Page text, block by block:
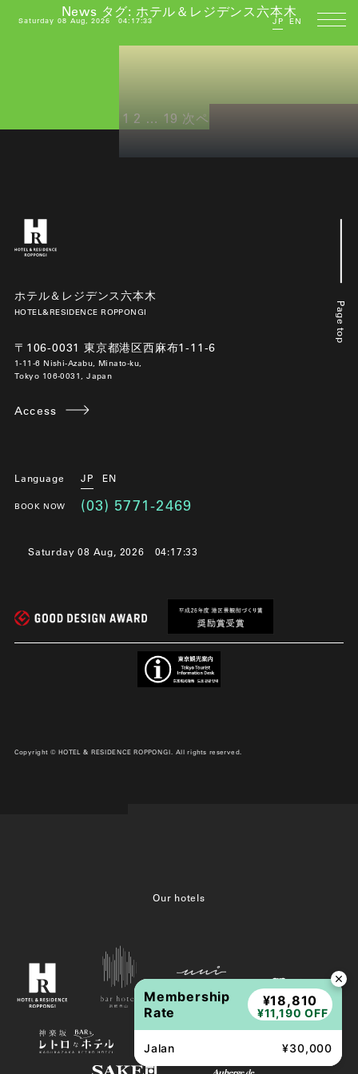
Saturday 08 Aug, 202604:17:33 JP EN
News タグ: ホテル＆レジデンス六本木
ペ
ジ
1 ペ
ジ
2 … ペ
ジ
19 次ページ
Page top
ホテル＆レジデンス六本木
HOTEL&RESIDENCE ROPPONGI
〒106-0031 東京都港区西麻布1-11-6
1-11-6 Nishi-Azabu, Minato-ku,
Tokyo 106-0031, Japan
Access
Language JP EN
BOOK NOW (03) 5771-2469
Saturday 08 Aug, 2026 04:17:33
Copyright © HOTEL & RESIDENCE ROPPONGI. All rights reserved.
Our hotels
Membership
Rate
¥18,810
¥11,190 OFF
Jalan ¥30,000